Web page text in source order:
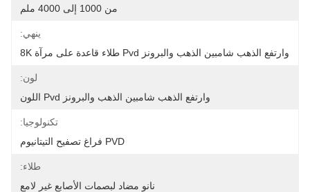
من 1000 إلى 4000 ملم
ينهي:
وارتفع الذهب شامبين الذهب والبرونز Pvd طلاء قاعدة على مرآة 8K
لون:
وارتفع الذهب شامبين الذهب والبرونز Pvd اللون
تكنولوجيا:
PVD فراغ تصفيح التيتانيوم
طلاء:
نانو مضاد لبصمات الأصابع غير لامع